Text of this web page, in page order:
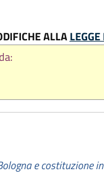
ALLA
e costituzione